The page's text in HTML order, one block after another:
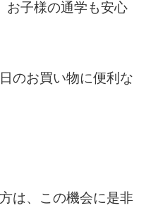
お子様の通学も安心
のお買い物に便利な
は、この機会に是非